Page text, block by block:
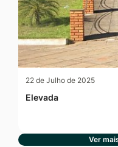
22 de Julho de 2025
Elevada
Ver